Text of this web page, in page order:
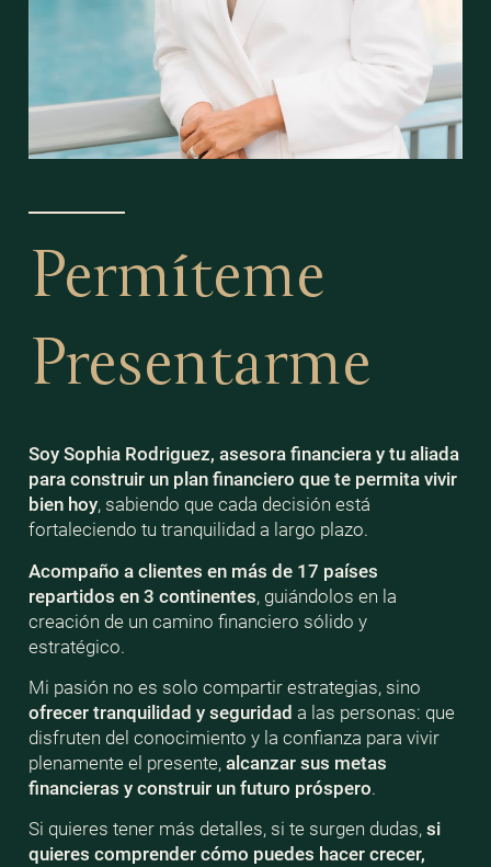
Permíteme
Presentarme
Soy Sophia Rodriguez, asesora financiera y tu aliada
para construir un plan financiero que te permita vivir
bien hoy, sabiendo que cada decisión está
fortaleciendo tu tranquilidad a largo plazo.
Acompaño a clientes en más de 17 países
repartidos en 3 continentes, guiándolos en la
creación de un camino financiero sólido y
estratégico.
Mi pasión no es solo compartir estrategias, sino
ofrecer tranquilidad y seguridad a las personas: que
disfruten del conocimiento y la confianza para vivir
plenamente el presente, alcanzar sus metas
financieras y construir un futuro próspero.
Si quieres tener más detalles, si te surgen dudas, si
quieres comprender cómo puedes hacer crecer,